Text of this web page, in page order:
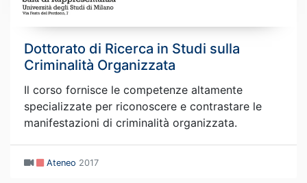
Dottorato di Ricerca in Studi sulla
Criminalità Organizzata
Il corso fornisce le competenze altamente
specializzate per riconoscere e contrastare le
manifestazioni di criminalità organizzata.
Ateneo 2017